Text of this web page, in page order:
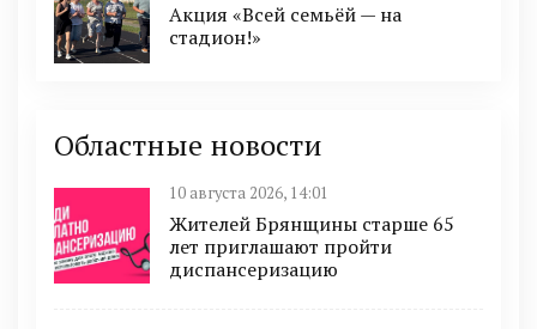
Акция «Всей семьёй — на
стадион!»
Областные новости
10 августа 2026, 14:01
Жителей Брянщины старше 65
лет приглашают пройти
диспансеризацию